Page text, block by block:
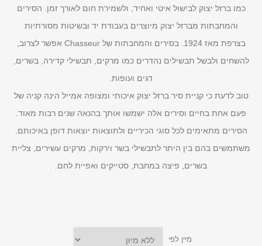
כמו ברזל יצוק לבישול איטי ואחיד, ולשמירת חום לאורך זמן. הסירים
והמחבתות מברזל יצוק מיוצרים בעבודת יד ובשיטות מסורתיות
בצרפת מאז 1924. בסירים והמחבתות של Chasseur אפשר לצרוב,
להשחים ולבשל תבשילים נהדרים כמו מרקים, תבשילי קדירה, בשרים,
דגים ועופות.
טוב לדעת כי קניית סיר ברזל יצוק איכותי ומצופה אמייל הינה קניה של
פעם אחת בחיים וסירים אלה ישמשו אותך בהנאה שנים רבות מאוד.
הסירים מתאימים לכל סוגי הכיריים ולתוצאות יוצאות דופן באיכותם.
משתמשים בהם בין היתר לתבשילי בשר וירקות, מרקים עשירים, צליית
בשרים, פיצה במחבת, סטייקים ואפיית לחם.
מיין לפי